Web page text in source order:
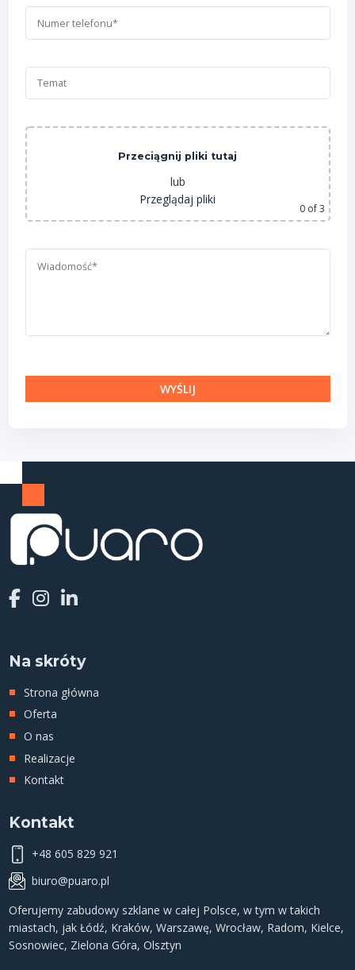
Przeciągnij pliki tutaj
lub
Przeglądaj pliki
0of 3
Na skróty
Strona główna
Oferta
O nas
Realizacje
Kontakt
Kontakt
+48 605 829 921
biuro@puaro.pl
Oferujemy zabudowy szklane w całej Polsce, w tym w takich
miastach, jak Łódź, Kraków, Warszawę, Wrocław, Radom, Kielce,
Sosnowiec, Zielona Góra, Olsztyn